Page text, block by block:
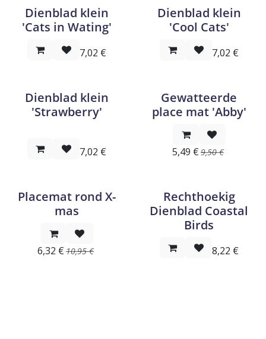
Dienblad klein
'Cats in Wating'
7,02 €
Dienblad klein
'Cool Cats'
7,02 €
Dienblad klein
'Strawberry'
7,02 €
Gewatteerde
place mat 'Abby'
5,49 € 9,50€
Placemat rond X-
mas
6,32 € 10,95€
Rechthoekig
Dienblad Coastal
Birds
8,22 €